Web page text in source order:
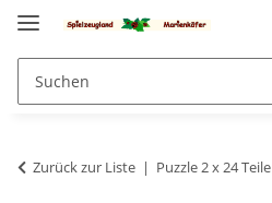
Zurück zur Liste Puzzle 2 x 24 Teile